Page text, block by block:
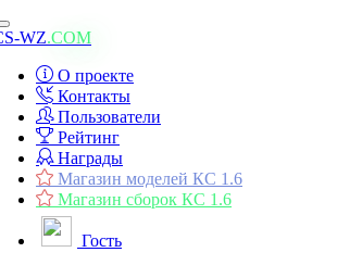
Toggle
navigation
WZ.COM
О проекте
Контакты
Пользователи
Рейтинг
Награды
Магазин моделей КС 1.6
Магазин сборок КС 1.6
Гость